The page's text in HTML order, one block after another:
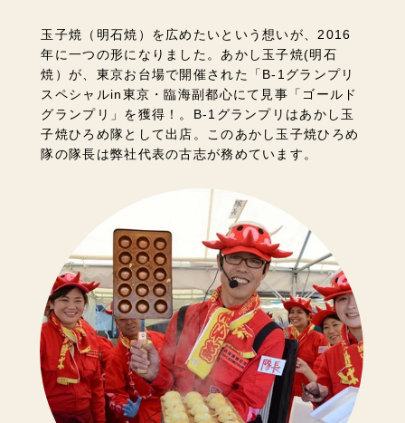
玉子焼（明石焼）を広めたいという想いが、2016
年に一つの形になりました。あかし玉子焼(明石
焼）が、東京お台場で開催された「B-1グランプリ
スペシャルin東京・臨海副都心にて見事「ゴールド
グランプリ」を獲得！。B-1グランプリはあかし玉
子焼ひろめ隊として出店。このあかし玉子焼ひろめ
隊の隊長は弊社代表の古志が務めています。